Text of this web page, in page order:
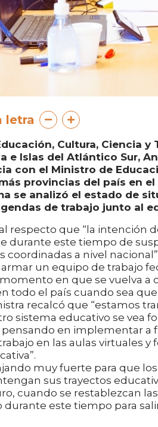
letra
Cultura, Ciencia
e Islas del Atlántico Sur,
con el Ministro de
provincias del país en
se analizó el estado de
de trabajo junto al
respecto que “la intención
durante este tiempo de
coordinadas a nivel
un equipo de trabajo
en que se vuelva a
todo el país cuando sea que
recalcó que “estamos
sistema educativo se vea
pensando en implementar
en las aulas virtuales
muy fuerte para que
sus trayectos
cuando se restablezcan
durante este tiempo para